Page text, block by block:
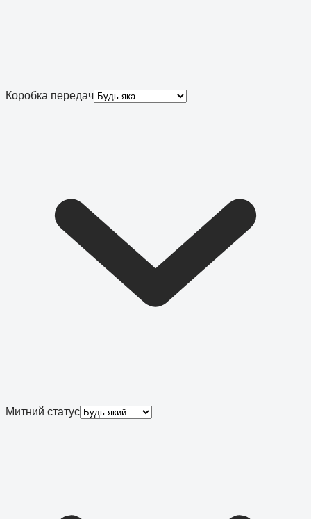
Коробка передач
Митний статус